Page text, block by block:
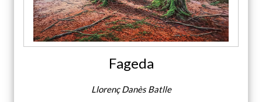
Fageda
Llorenç Danès Batlle